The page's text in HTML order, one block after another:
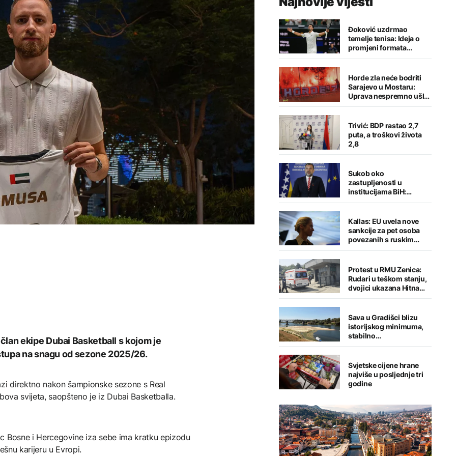
ekipe Dubai Basketball s kojom je
na snagu od sezone 2025/26.
direktno nakon šampionske sezone s Real
svijeta, saopšteno je iz Dubai Basketballa.
Bosne i Hercegovine iza sebe ima kratku epizodu
karijeru u Evropi.
Đoković uzdrmao
temelje tenisa: Ideja o
promjeni formata
izazvala buru reakcija
Horde zla neće bodriti
Sarajevo u Mostaru:
Uprava nespremno ušla
u sezonu
Trivić: BDP rastao 2,7
puta, a troškovi života
2,8
Sukob oko
zastupljenosti u
institucijama BiH:
Konaković otvorio
odgovore
Kallas: EU uvela nove
sankcije za pet osoba
povezanih s ruskim
vojno-industrijskim
Protest u RMU Zenica:
Rudari u teškom stanju,
dvojici ukazana Hitna
medicinska pomoć
Sava u Gradišci blizu
istorijskog minimuma,
stabilno
vodosnabdijevanje
Svjetske cijene hrane
najviše u posljednje tri
godine